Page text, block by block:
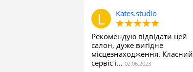
Kates.studio
Рекомендую відвідати цей
салон, дуже вигідне
місцезнаходження. Класний
сервіс і…